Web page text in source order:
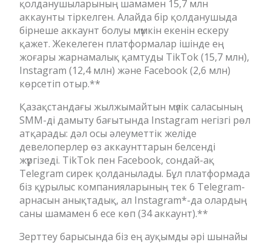
қолданушыларының шамамен 15,7 млн
аккаунты тіркелген. Алайда бір қолданушыда
бірнеше аккаунт болуы мүмкін екенін ескеру
қажет. Жекелеген платформалар ішінде ең
жоғары жарнамалық қамтуды TikTok (15,7 млн),
Instagram (12,4 млн) және Facebook (2,6 млн)
көрсетіп отыр.**
Қазақстандағы жылжымайтын мүлік саласының
SMM-ді дамыту бағытында Instagram негізгі рөл
атқарады: дәл осы әлеуметтік желіде
девелоперлер өз аккаунттарын белсенді
жүргізеді. TikTok пен Facebook, сондай-ақ
Telegram сирек қолданылады. Бұл платформада
біз құрылыс компанияларының тек 6 Telegram-
арнасын анықтадық, ал Instagram*-да олардың
саны шамамен 6 есе көп (34 аккаунт).**
Зерттеу барысында біз ең ауқымды әрі шынайы